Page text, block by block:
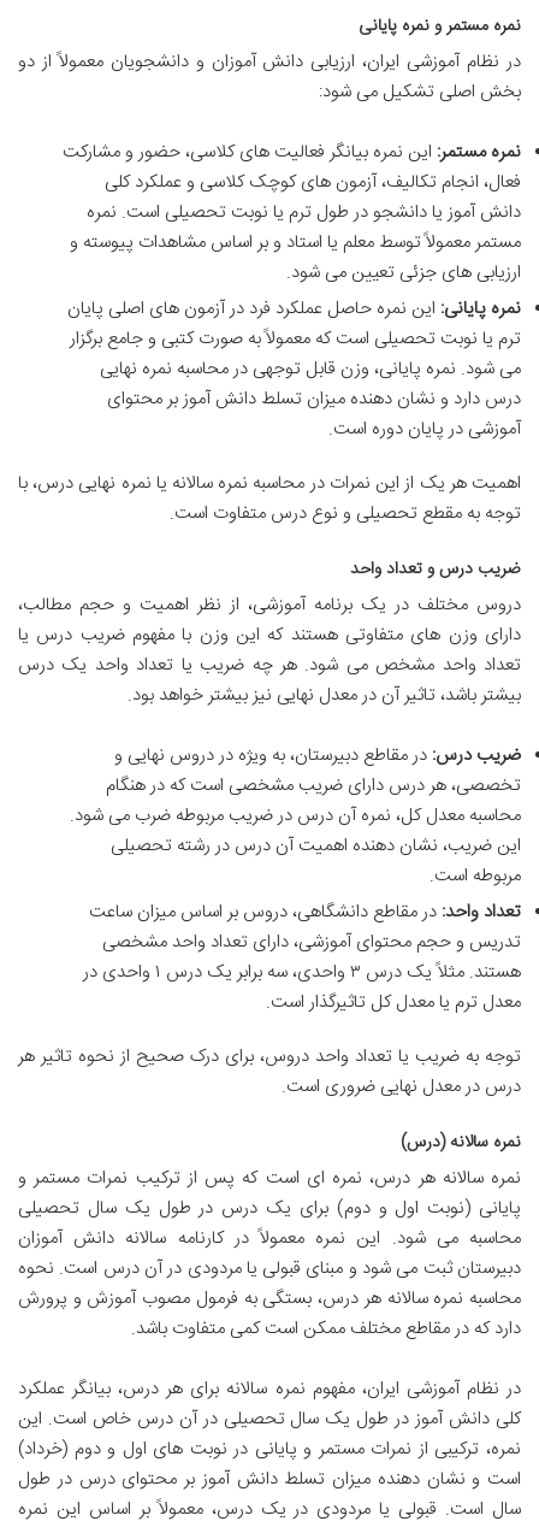
نمره مستمر و نمره پایانی
در نظام آموزشی ایران، ارزیابی دانش آموزان و دانشجویان معمولاً از دو
بخش اصلی تشکیل می شود:
نمره مستمر: این نمره بیانگر فعالیت های کلاسی، حضور و مشارکت
فعال، انجام تکالیف، آزمون های کوچک کلاسی و عملکرد کلی
دانش آموز یا دانشجو در طول ترم یا نوبت تحصیلی است. نمره
مستمر معمولاً توسط معلم یا استاد و بر اساس مشاهدات پیوسته و
ارزیابی های جزئی تعیین می شود.
نمره پایانی: این نمره حاصل عملکرد فرد در آزمون های اصلی پایان
ترم یا نوبت تحصیلی است که معمولاً به صورت کتبی و جامع برگزار
می شود. نمره پایانی، وزن قابل توجهی در محاسبه نمره نهایی
درس دارد و نشان دهنده میزان تسلط دانش آموز بر محتوای
آموزشی در پایان دوره است.
اهمیت هر یک از این نمرات در محاسبه نمره سالانه یا نمره نهایی درس، با
توجه به مقطع تحصیلی و نوع درس متفاوت است.
ضریب درس و تعداد واحد
دروس مختلف در یک برنامه آموزشی، از نظر اهمیت و حجم مطالب،
دارای وزن های متفاوتی هستند که این وزن با مفهوم ضریب درس یا
تعداد واحد مشخص می شود. هر چه ضریب یا تعداد واحد یک درس
بیشتر باشد، تاثیر آن در معدل نهایی نیز بیشتر خواهد بود.
ضریب درس: در مقاطع دبیرستان، به ویژه در دروس نهایی و
تخصصی، هر درس دارای ضریب مشخصی است که در هنگام
محاسبه معدل کل، نمره آن درس در ضریب مربوطه ضرب می شود.
این ضریب، نشان دهنده اهمیت آن درس در رشته تحصیلی
مربوطه است.
تعداد واحد: در مقاطع دانشگاهی، دروس بر اساس میزان ساعت
تدریس و حجم محتوای آموزشی، دارای تعداد واحد مشخصی
هستند. مثلاً یک درس ۳ واحدی، سه برابر یک درس ۱ واحدی در
معدل ترم یا معدل کل تاثیرگذار است.
توجه به ضریب یا تعداد واحد دروس، برای درک صحیح از نحوه تاثیر هر
درس در معدل نهایی ضروری است.
نمره سالانه (درس)
نمره سالانه هر درس، نمره ای است که پس از ترکیب نمرات مستمر و
پایانی (نوبت اول و دوم) برای یک درس در طول یک سال تحصیلی
محاسبه می شود. این نمره معمولاً در کارنامه سالانه دانش آموزان
دبیرستان ثبت می شود و مبنای قبولی یا مردودی در آن درس است. نحوه
محاسبه نمره سالانه هر درس، بستگی به فرمول مصوب آموزش و پرورش
دارد که در مقاطع مختلف ممکن است کمی متفاوت باشد.
در نظام آموزشی ایران، مفهوم نمره سالانه برای هر درس، بیانگر عملکرد
کلی دانش آموز در طول یک سال تحصیلی در آن درس خاص است. این
نمره، ترکیبی از نمرات مستمر و پایانی در نوبت های اول و دوم (خرداد)
است و نشان دهنده میزان تسلط دانش آموز بر محتوای درس در طول
سال است. قبولی یا مردودی در یک درس، معمولاً بر اساس این نمره